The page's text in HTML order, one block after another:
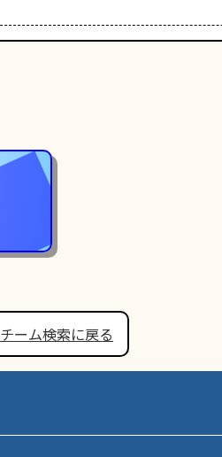
チーム検索に戻る